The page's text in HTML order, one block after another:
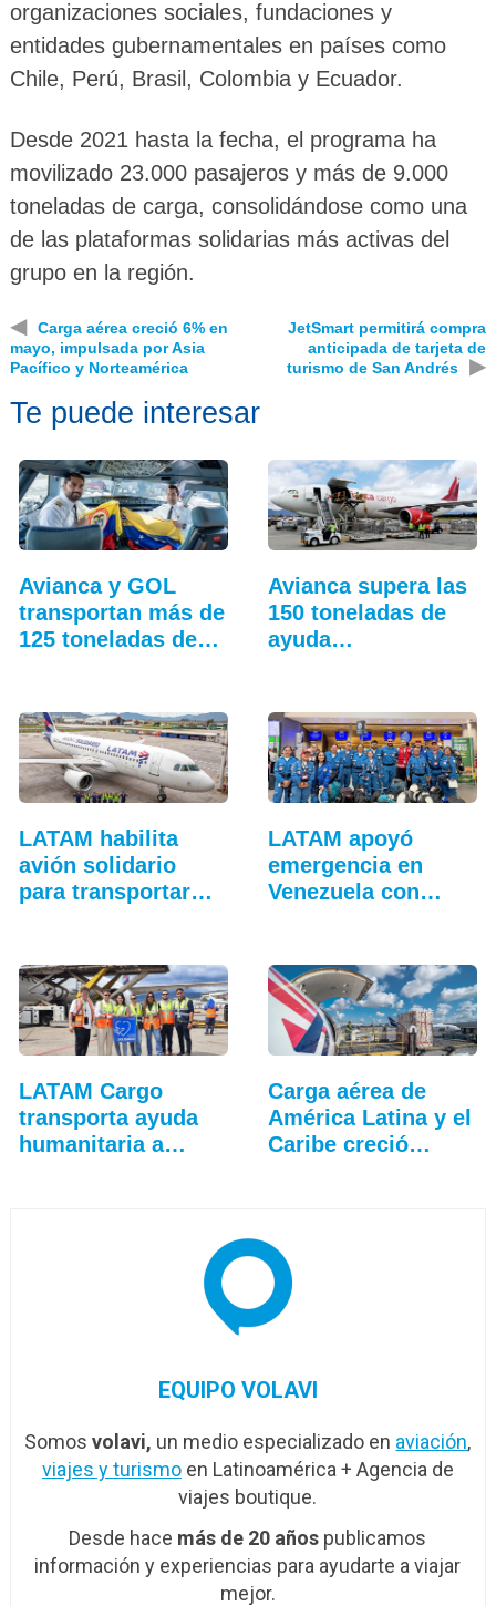
organizaciones sociales, fundaciones y
entidades gubernamentales en países como
Chile, Perú, Brasil, Colombia y Ecuador.
Desde 2021 hasta la fecha, el programa ha
movilizado 23.000 pasajeros y más de 9.000
toneladas de carga, consolidándose como una
de las plataformas solidarias más activas del
grupo en la región.
◀
Carga aérea creció 6% en
mayo, impulsada por Asia
Pacífico y Norteamérica
JetSmart permitirá compra
anticipada de tarjeta de
turismo de San Andrés
▶
Te puede interesar
Avianca y GOL
transportan más de
125 toneladas de…
Avianca supera las
150 toneladas de
ayuda…
LATAM habilita
avión solidario
para transportar…
LATAM apoyó
emergencia en
Venezuela con
LATAM Cargo
transporta ayuda
humanitaria a
Carga aérea de
América Latina y el
Caribe creció…
EQUIPO VOLAVI
Somosvolavi, un medio especializado en aviación,
viajes y turismoen Latinoamérica + Agencia de
viajes boutique.
Desde hace más de 20 años publicamos
información y experiencias para ayudarte a viajar
mejor.